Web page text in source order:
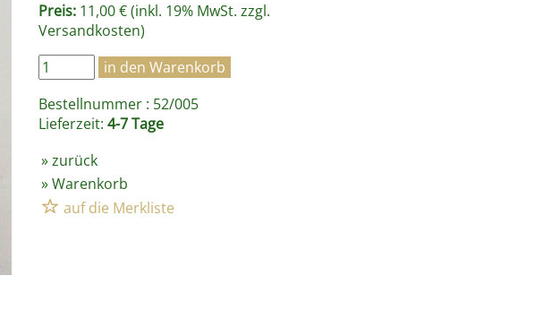
Preis: 11,00 € (inkl. 19% MwSt. zzgl.
Versandkosten)
Bestellnummer : 52/005
Lieferzeit: 4-7 Tage
»zurück
»Warenkorb